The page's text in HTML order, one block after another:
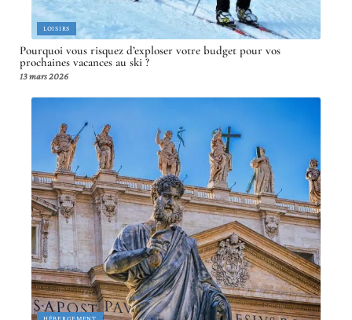
LOISIRS
Pourquoi vous risquez d’exploser votre budget pour vos
prochaines vacances au ski ?
13 mars 2026
HÉBERGEMENT